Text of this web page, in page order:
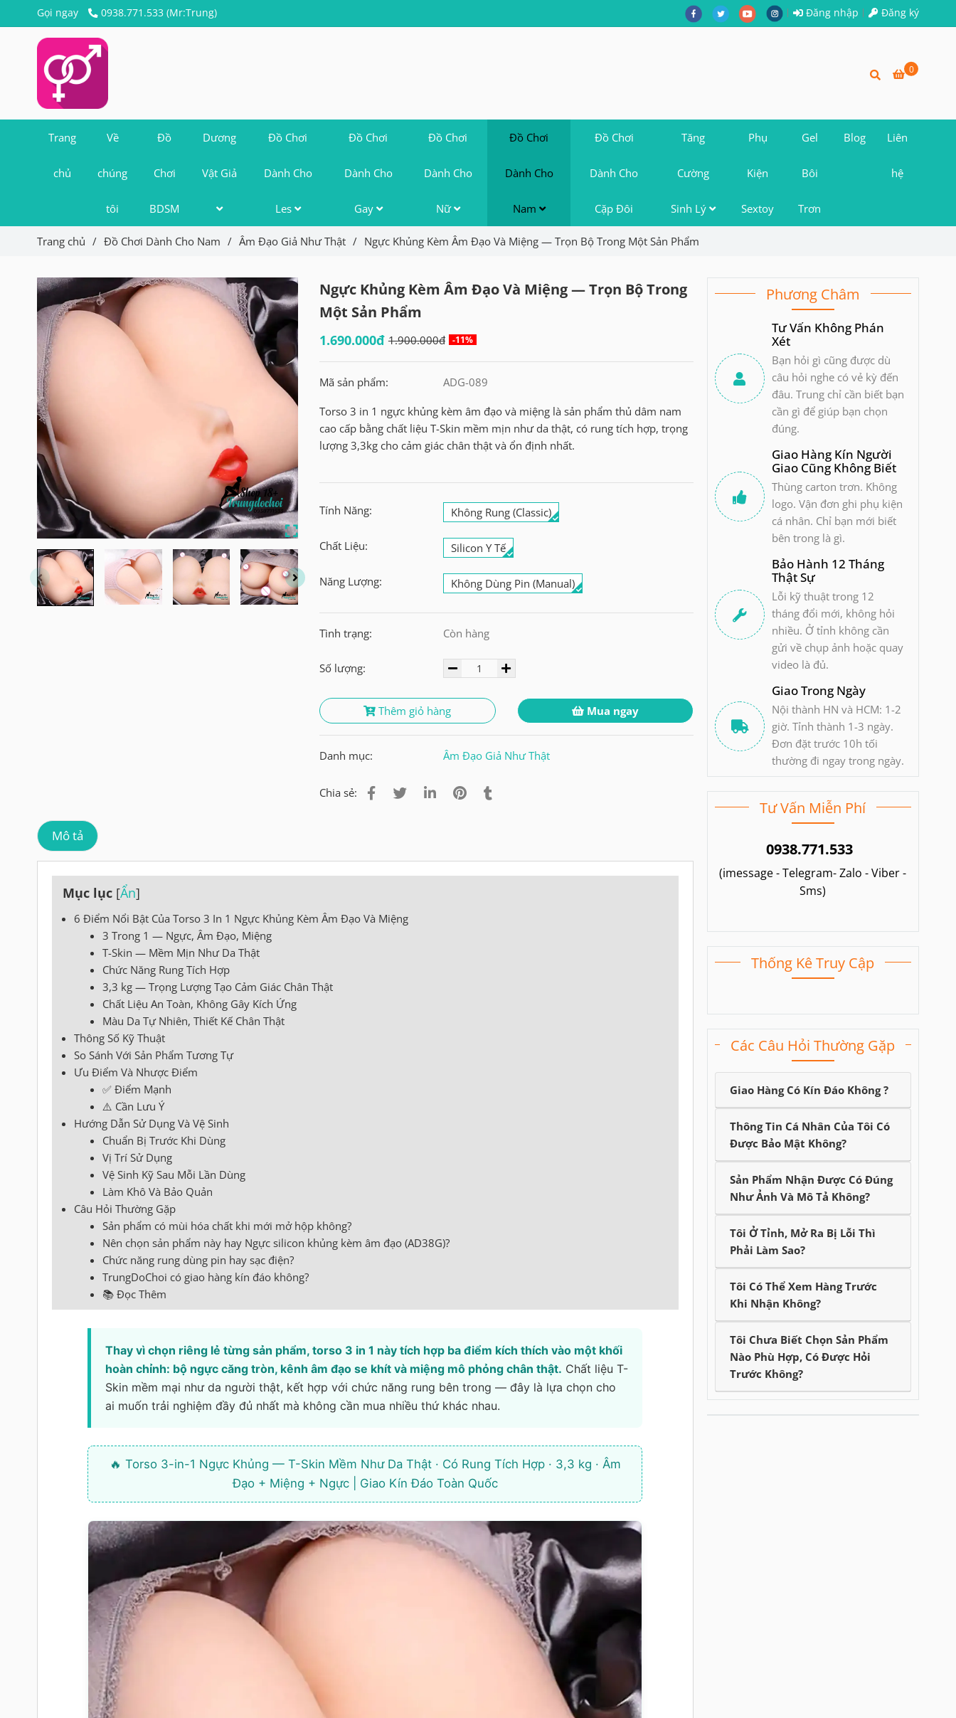
Gọi ngay 0938.771.533 (Mr:Trung) Đăng nhập Đăng ký
0
Trang
chủ
Về
chúng
tôi
Đồ
Chơi
BDSM
Dương
Vật Giả
Đồ Chơi
Dành Cho
Les
Đồ Chơi
Dành Cho
Gay
Đồ Chơi
Dành Cho
Nữ
Đồ Chơi
Dành Cho
Nam
Đồ Chơi
Dành Cho
Cặp Đôi
Tăng
Cường
Sinh Lý
Phụ
Kiện
Sextoy
Gel
Bôi
Trơn
Blog Liên
hệ
Trang chủ / Đồ Chơi Dành Cho Nam / Âm Đạo Giả Như Thật / Ngực Khủng Kèm Âm Đạo Và Miệng — Trọn Bộ Trong Một Sản Phẩm
Ngực Khủng Kèm Âm Đạo Và Miệng — Trọn Bộ Trong
Một Sản Phẩm
1.690.000đ 1.900.000đ -11%
Mã sản phẩm: ADG-089
Torso 3 in 1 ngực khủng kèm âm đạo và miệng là sản phẩm thủ dâm nam
cao cấp bằng chất liệu T-Skin mềm mịn như da thật, có rung tích hợp, trọng
lượng 3,3kg cho cảm giác chân thật và ổn định nhất.
Tính Năng: Không Rung (Classic)
Chất Liệu: Silicon Y Tế
Năng Lượng: Không Dùng Pin (Manual)
Tình trạng: Còn hàng
Số lượng:
Thêm giỏ hàng Mua ngay
Danh mục: Âm Đạo Giả Như Thật
Chia sẻ:
Mô tả
Mục lục [Ẩn]
6 Điểm Nổi Bật Của Torso 3 In 1 Ngực Khủng Kèm Âm Đạo Và Miệng
3 Trong 1 — Ngực, Âm Đạo, Miệng
T-Skin — Mềm Mịn Như Da Thật
Chức Năng Rung Tích Hợp
3,3 kg — Trọng Lượng Tạo Cảm Giác Chân Thật
Chất Liệu An Toàn, Không Gây Kích Ứng
Màu Da Tự Nhiên, Thiết Kế Chân Thật
Thông Số Kỹ Thuật
So Sánh Với Sản Phẩm Tương Tự
Ưu Điểm Và Nhược Điểm
✅ Điểm Mạnh
⚠️ Cần Lưu Ý
Hướng Dẫn Sử Dụng Và Vệ Sinh
Chuẩn Bị Trước Khi Dùng
Vị Trí Sử Dụng
Vệ Sinh Kỹ Sau Mỗi Lần Dùng
Làm Khô Và Bảo Quản
Câu Hỏi Thường Gặp
Sản phẩm có mùi hóa chất khi mới mở hộp không?
Nên chọn sản phẩm này hay Ngực silicon khủng kèm âm đạo (AD38G)?
Chức năng rung dùng pin hay sạc điện?
TrungDoChoi có giao hàng kín đáo không?
📚 Đọc Thêm
Thay vì chọn riêng lẻ từng sản phẩm, torso 3 in 1 này tích hợp ba điểm kích thích vào một khối
hoàn chỉnh: bộ ngực căng tròn, kênh âm đạo se khít và miệng mô phỏng chân thật. Chất liệu T-
Skin mềm mại như da người thật, kết hợp với chức năng rung bên trong — đây là lựa chọn cho
ai muốn trải nghiệm đầy đủ nhất mà không cần mua nhiều thứ khác nhau.
🔥 Torso 3-in-1 Ngực Khủng — T-Skin Mềm Như Da Thật · Có Rung Tích Hợp · 3,3 kg · Âm
Đạo + Miệng + Ngực | Giao Kín Đáo Toàn Quốc
Phương Châm
Tư Vấn Không Phán
Xét
Bạn hỏi gì cũng được dù
câu hỏi nghe có vẻ kỳ đến
đâu. Trung chỉ cần biết bạn
cần gì để giúp bạn chọn
đúng.
Giao Hàng Kín Người
Giao Cũng Không Biết
Thùng carton trơn. Không
logo. Vận đơn ghi phụ kiện
cá nhân. Chỉ bạn mới biết
bên trong là gì.
Bảo Hành 12 Tháng
Thật Sự
Lỗi kỹ thuật trong 12
tháng đổi mới, không hỏi
nhiều. Ở tỉnh không cần
gửi về chụp ảnh hoặc quay
video là đủ.
Giao Trong Ngày
Nội thành HN và HCM: 1-2
giờ. Tỉnh thành 1-3 ngày.
Đơn đặt trước 10h tối
thường đi ngay trong ngày.
Tư Vấn Miễn Phí
0938.771.533
(imessage - Telegram- Zalo - Viber -
Sms)
Thống Kê Truy Cập
Các Câu Hỏi Thường Gặp
Giao Hàng Có Kín Đáo Không ?
Thông Tin Cá Nhân Của Tôi Có
Được Bảo Mật Không?
Sản Phẩm Nhận Được Có Đúng
Như Ảnh Và Mô Tả Không?
Tôi Ở Tỉnh, Mở Ra Bị Lỗi Thì
Phải Làm Sao?
Tôi Có Thể Xem Hàng Trước
Khi Nhận Không?
Tôi Chưa Biết Chọn Sản Phẩm
Nào Phù Hợp, Có Được Hỏi
Trước Không?